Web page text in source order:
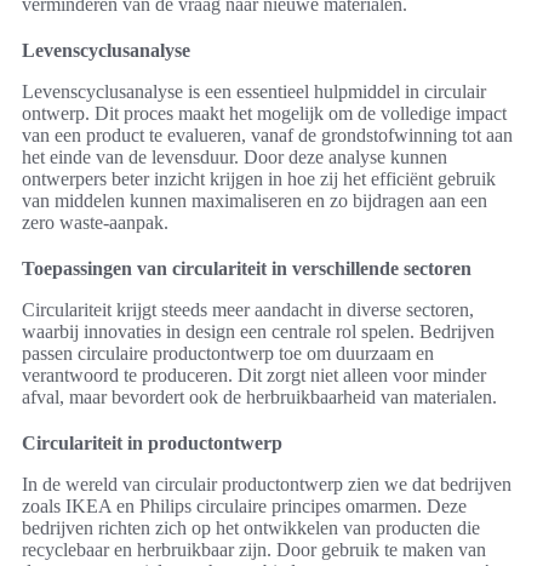
verminderen van de vraag naar nieuwe materialen.
Levenscyclusanalyse
Levenscyclusanalyse is een essentieel hulpmiddel in circulair
ontwerp. Dit proces maakt het mogelijk om de volledige impact
van een product te evalueren, vanaf de grondstofwinning tot aan
het einde van de levensduur. Door deze analyse kunnen
ontwerpers beter inzicht krijgen in hoe zij het efficiënt gebruik
van middelen kunnen maximaliseren en zo bijdragen aan een
zero waste-aanpak.
Toepassingen van circulariteit in verschillende sectoren
Circulariteit krijgt steeds meer aandacht in diverse sectoren,
waarbij innovaties in design een centrale rol spelen. Bedrijven
passen circulaire productontwerp toe om duurzaam en
verantwoord te produceren. Dit zorgt niet alleen voor minder
afval, maar bevordert ook de herbruikbaarheid van materialen.
Circulariteit in productontwerp
In de wereld van circulair productontwerp zien we dat bedrijven
zoals IKEA en Philips circulaire principes omarmen. Deze
bedrijven richten zich op het ontwikkelen van producten die
recyclebaar en herbruikbaar zijn. Door gebruik te maken van